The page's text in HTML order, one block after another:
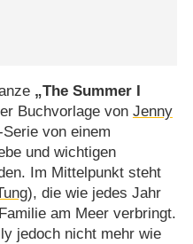
„The Summer I
Buchvorlage von Jenny
von einem
und wichtigen
Im Mittelpunkt steht
), die wie jedes Jahr
am Meer verbringt.
jedoch nicht mehr wie